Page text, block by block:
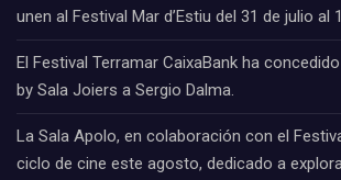
unen al Festival Mar d’Estiu del 31 de julio al
El Festival Terramar CaixaBank ha
by Sala Joiers a Sergio Dalma.
La Sala Apolo, en colaboración con el
ciclo de cine este agosto, dedicado a